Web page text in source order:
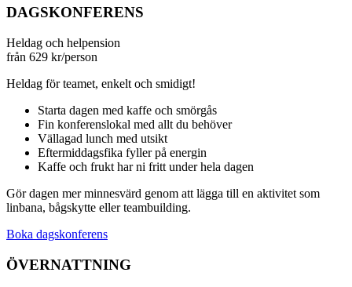
DAGSKONFERENS
Heldag och helpension
från 629 kr/person
Heldag för teamet, enkelt och smidigt!
Starta dagen med kaffe och smörgås
Fin konferenslokal med allt du behöver
Vällagad lunch med utsikt
Eftermiddagsfika fyller på energin
Kaffe och frukt har ni fritt under hela dagen
Gör dagen mer minnesvärd genom att lägga till en aktivitet som
linbana, bågskytte eller teambuilding.
Boka dagskonferens
ÖVERNATTNING